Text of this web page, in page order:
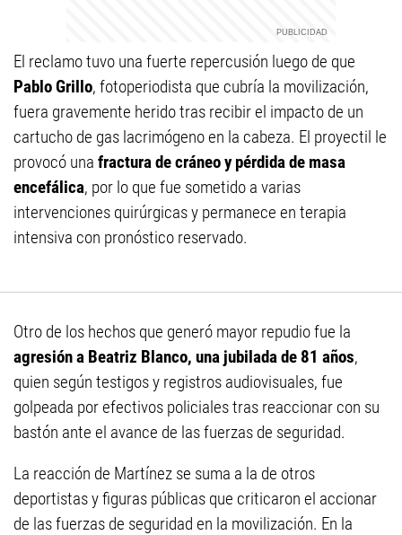
El reclamo tuvo una fuerte repercusión luego de que
Pablo Grillo, fotoperiodista que cubría la movilización,
fuera gravemente herido tras recibir el impacto de un
cartucho de gas lacrimógeno en la cabeza. El proyectil le
provocó una fractura de cráneo y pérdida de masa
encefálica, por lo que fue sometido a varias
intervenciones quirúrgicas y permanece en terapia
intensiva con pronóstico reservado.
Otro de los hechos que generó mayor repudio fue la
agresión a Beatriz Blanco, una jubilada de 81 años,
quien según testigos y registros audiovisuales, fue
golpeada por efectivos policiales tras reaccionar con su
bastón ante el avance de las fuerzas de seguridad.
La reacción de Martínez se suma a la de otros
deportistas y figuras públicas que criticaron el accionar
de las fuerzas de seguridad en la movilización. En la